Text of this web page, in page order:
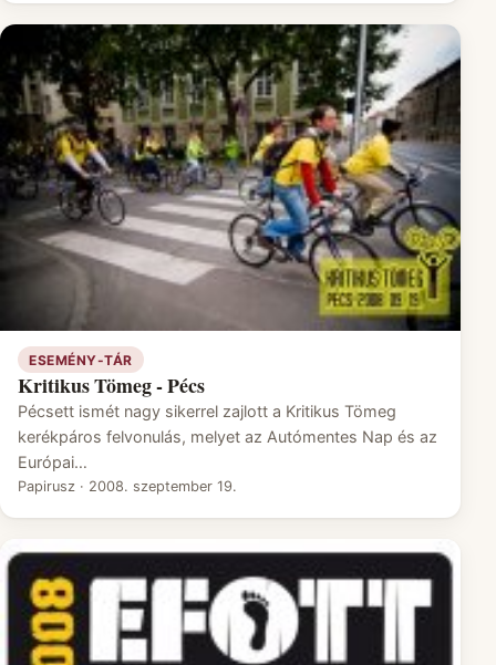
ESEMÉNY-TÁR
Kritikus Tömeg - Pécs
Pécsett ismét nagy sikerrel zajlott a Kritikus Tömeg
kerékpáros felvonulás, melyet az Autómentes Nap és az
Európai…
Papirusz · 2008. szeptember 19.